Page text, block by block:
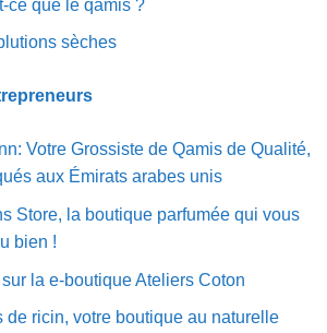
ce que le qamis ?
sèches
Votre Grossiste de Qamis de Qualité,
aux Émirats arabes unis
Store, la boutique parfumée qui vous
bien !
la e-boutique Ateliers Coton
de ricin, votre boutique au naturelle